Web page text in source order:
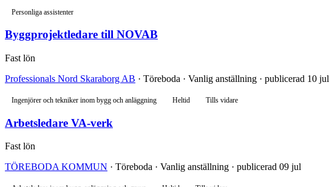
Personliga assistenter
Byggprojektledare till NOVAB
Fast lön
Professionals Nord Skaraborg AB · Töreboda · Vanlig anställning · publicerad 10 jul
Ingenjörer och tekniker inom bygg och anläggning Heltid Tills vidare
Arbetsledare VA-verk
Fast lön
TÖREBODA KOMMUN · Töreboda · Vanlig anställning · publicerad 09 jul